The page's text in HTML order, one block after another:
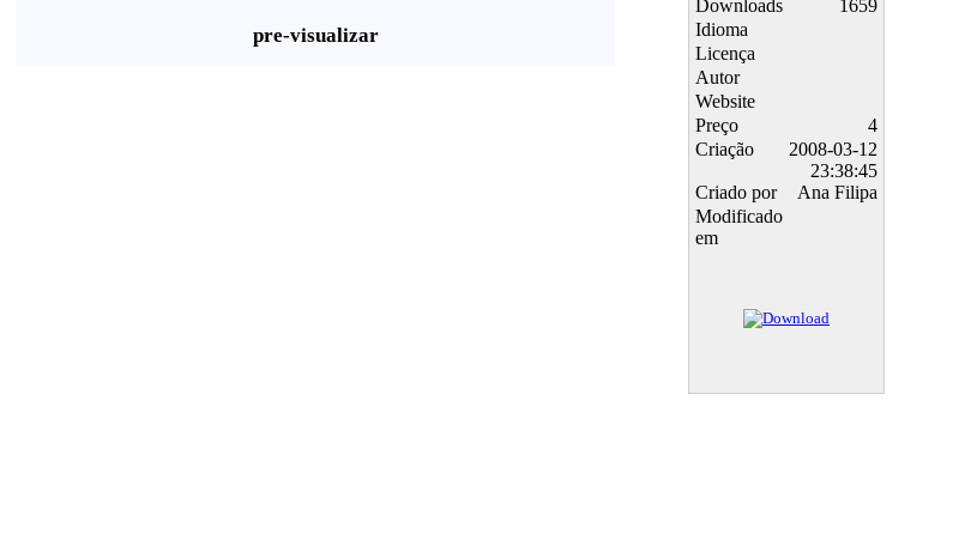
pre-visualizar
Downloads
1659
Idioma
Licença
Autor
Website
Preço
4
Criação
2008-03-12
23:38:45
Criado por
Ana Filipa
Modificado
em